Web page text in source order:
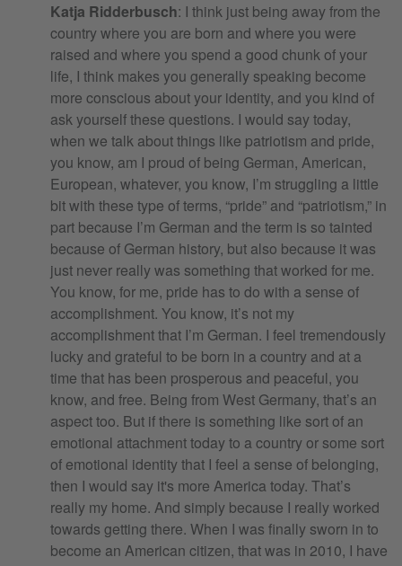
Katja Ridderbusch: I think just being away from the
country where you are born and where you were
raised and where you spend a good chunk of your
life, I think makes you generally speaking become
more conscious about your identity, and you kind of
ask yourself these questions. I would say today,
when we talk about things like patriotism and pride,
you know, am I proud of being German, American,
European, whatever, you know, I’m struggling a little
bit with these type of terms, “pride” and “patriotism,” in
part because I’m German and the term is so tainted
because of German history, but also because it was
just never really was something that worked for me.
You know, for me, pride has to do with a sense of
accomplishment. You know, it’s not my
accomplishment that I’m German. I feel tremendously
lucky and grateful to be born in a country and at a
time that has been prosperous and peaceful, you
know, and free. Being from West Germany, that’s an
aspect too. But if there is something like sort of an
emotional attachment today to a country or some sort
of emotional identity that I feel a sense of belonging,
then I would say it's more America today. That’s
really my home. And simply because I really worked
towards getting there. When I was finally sworn in to
become an American citizen, that was in 2010, I have